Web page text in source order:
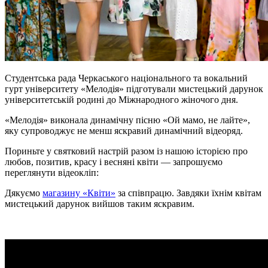
Студентська рада Черкаського національного та вокальний
гурт університету «Мелодія» підготували мистецький дарунок
університетській родині до Міжнародного жіночого дня.
«Мелодія» виконала динамічну пісню «Ой мамо, не лайте»,
яку супроводжує не менш яскравий динамічний відеоряд.
Пориньте у святковий настрій разом із нашою історією про
любов, позитив, красу і весняні квіти — запрошуємо
переглянути відеокліп:
Дякуємо магазину «Квіти» за співпрацю. Завдяки їхнім квітам
мистецький дарунок вийшов таким яскравим.